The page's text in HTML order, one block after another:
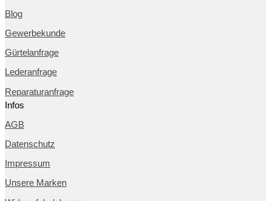
Blog
Gewerbekunde
Gürtelanfrage
Lederanfrage
Reparaturanfrage
Infos
AGB
Datenschutz
Impressum
Unsere Marken